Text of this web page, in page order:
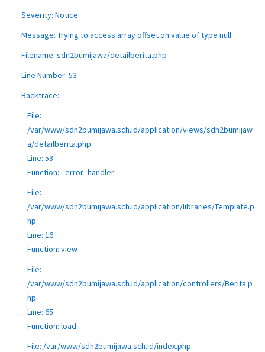
Severity: Notice
Message: Trying to access array offset on value of type null
Filename: sdn2bumijawa/detailberita.php
Line Number: 53
Backtrace:
File:
/var/www/sdn2bumijawa.sch.id/application/views/sdn2bumijaw
a/detailberita.php
Line: 53
Function: _error_handler
File:
/var/www/sdn2bumijawa.sch.id/application/libraries/Template.p
hp
Line: 16
Function: view
File:
/var/www/sdn2bumijawa.sch.id/application/controllers/Berita.p
hp
Line: 65
Function: load
File: /var/www/sdn2bumijawa.sch.id/index.php